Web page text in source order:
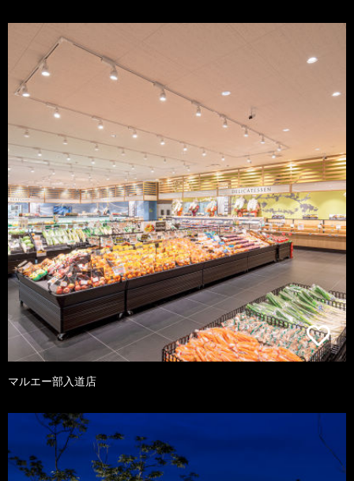
マルエー部入道店